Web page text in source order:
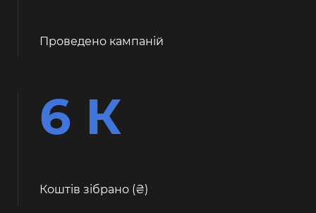
Проведено кампаній
6 К
Коштів зібрано ( )